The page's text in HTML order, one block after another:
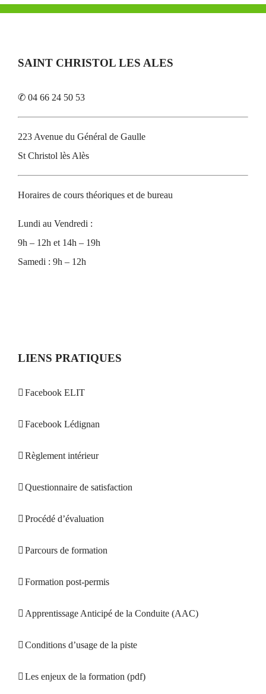
SAINT CHRISTOL LES ALES
✆ 04 66 24 50 53
223 Avenue du Général de Gaulle
St Christol lès Alès
Horaires de cours théoriques et de bureau
Lundi au Vendredi :
9h – 12h et 14h – 19h
Samedi : 9h – 12h
LIENS PRATIQUES
Facebook ELIT
Facebook Lédignan
Règlement intérieur
Questionnaire de satisfaction
Procédé d’évaluation
Parcours de formation
Formation post-permis
Apprentissage Anticipé de la Conduite (AAC)
Conditions d’usage de la piste
Les enjeux de la formation (pdf)